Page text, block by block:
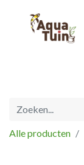
Alle producten